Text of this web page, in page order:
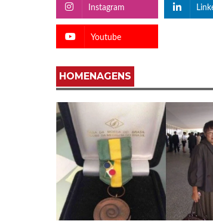
Instagram
Youtube
HOMENAGENS